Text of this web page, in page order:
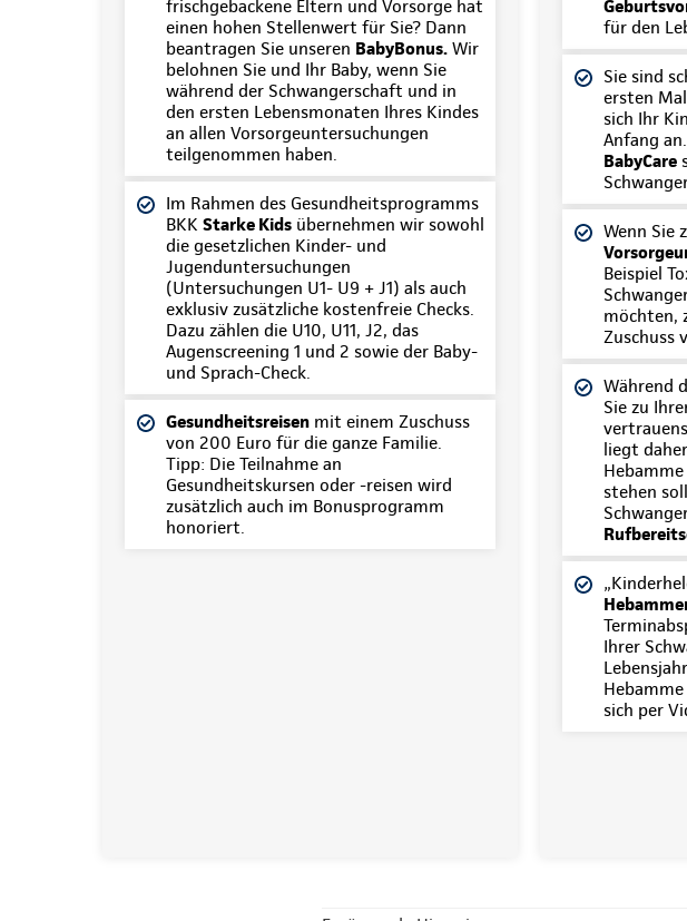
frischgebackene Eltern und Vorsorge hat
einen hohen Stellenwert für Sie? Dann
beantragen Sie unseren BabyBonus. Wir
belohnen Sie und Ihr Baby, wenn Sie
während der Schwangerschaft und in
den ersten Lebensmonaten Ihres Kindes
an allen Vorsorgeuntersuchungen
teilgenommen haben.
Im Rahmen des Gesundheitsprogramms
BKK Starke Kids übernehmen wir sowohl
die gesetzlichen Kinder- und
Jugenduntersuchungen
(Untersuchungen U1- U9 + J1) als auch
exklusiv zusätzliche kostenfreie Checks.
Dazu zählen die U10, U11, J2, das
Augenscreening 1 und 2 sowie der Baby-
und Sprach-Check.
Gesundheitsreisen mit einem Zuschuss
von 200 Euro für die ganze Familie.
Tipp: Die Teilnahme an
Gesundheitskursen oder -reisen wird
zusätzlich auch im Bonusprogramm
honoriert.
für den
Sie sind
ersten
sich Ihr
Anfang
BabyCare
Wenn Sie
Beispiel
möchten,
Zuschuss
Während
Sie zu
liegt
stehen
Ihrer
sich per